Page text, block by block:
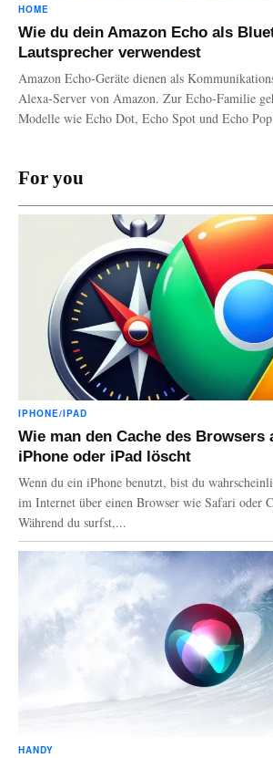
HOME
Wie du dein Amazon Echo als
Lautsprecher verwendest
Amazon Echo-Geräte dienen als
Alexa-Server von Amazon. Zur Echo-Familie
Modelle wie Echo Dot, Echo Spot und Echo
For you
IPHONE/IPAD
Wie man den Cache des Browsers
iPhone oder iPad löscht
Wenn du ein iPhone benutzt, bist du
im Internet über einen Browser wie Safari oder
Während du surfst,...
HANDY